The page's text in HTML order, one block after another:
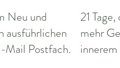
Neu und
ausführlichen
Mail Postfach.
21
mehr